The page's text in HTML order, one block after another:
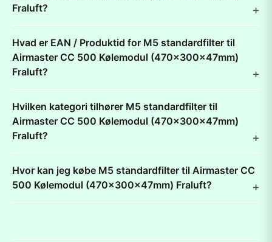
Fraluft?
Hvad er EAN / Produktid for M5 standardfilter til
Airmaster CC 500 Kølemodul (470x300x47mm)
Fraluft?
Hvilken kategori tilhører M5 standardfilter til
Airmaster CC 500 Kølemodul (470x300x47mm)
Fraluft?
Hvor kan jeg købe M5 standardfilter til Airmaster CC
500 Kølemodul (470x300x47mm) Fraluft?